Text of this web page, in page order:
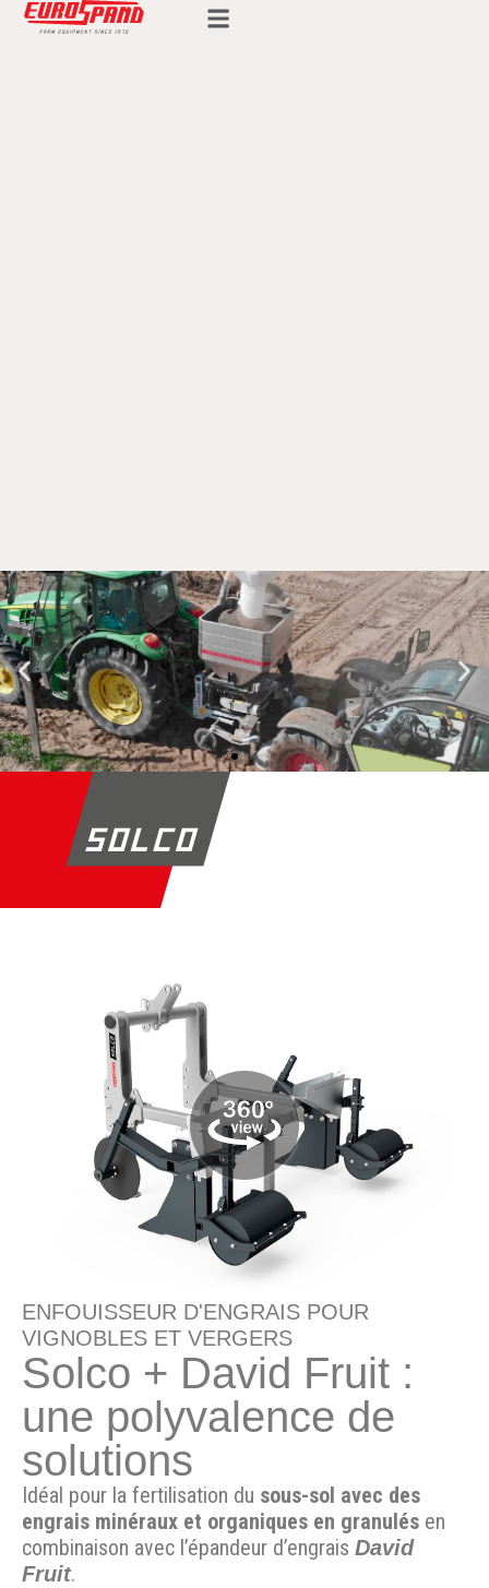
ENFOUISSEUR D'ENGRAIS POUR
VIGNOBLES ET VERGERS
Solco + David Fruit :
une polyvalence de
solutions
Idéal pour la fertilisation du sous-sol avec des
engrais minéraux et organiques en granulés en
combinaison avec l’épandeur d’engrais David
Fruit.